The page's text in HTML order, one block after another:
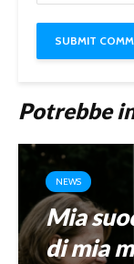
Potrebbe
NEWS
Mia
di mia